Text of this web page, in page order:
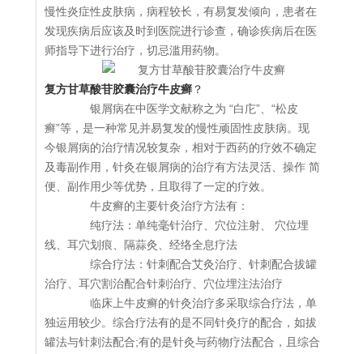
慢性炎症性皮肤病，病程较长，有易复发倾向，患者在
发现疾病后应该及时到医院进行诊查，确诊疾病后在医
师指导下进行治疗，切忌滥用药物。
复方甘草酸苷胶囊治疗牛皮癣 ？
银屑病在中医学文献称之为 “白庀”、“松皮
癣”等，是一种常见并易复发的慢性顽固性皮肤病。现
今银屑病的治疗情况较复杂，相对于西药的疗效不确定
及毒副作用，针灸在银屑病的治疗有方法灵活、操作 简
便、副作用少等优势，且取得了一定的疗效。
牛皮癣的主要针灸治疗方法有：
纯疗法：单纯毫针治疗、穴位注射、 穴位埋
线、耳穴划痕、隔蒜灸、经络全息疗法
综合疗法：针刺配合艾灸治疗、针刺配合拔罐
治疗、耳穴割治配合针刺治疗、穴位埋注法治疗
临床上牛皮癣的针灸治疗多采取综合疗法，单
独运用较少。综合疗法有的是不同针灸疗的配合，如拔
罐法与针刺法配合;有的是针灸与药物疗法配合，且综合